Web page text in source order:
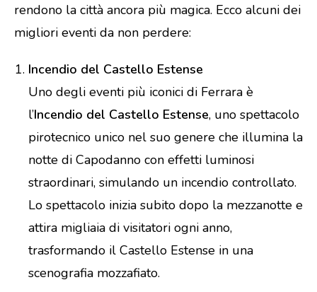
rendono la città ancora più magica. Ecco alcuni dei
migliori eventi da non perdere:
Incendio del Castello Estense
Uno degli eventi più iconici di Ferrara è
l’Incendio del Castello Estense, uno spettacolo
pirotecnico unico nel suo genere che illumina la
notte di Capodanno con effetti luminosi
straordinari, simulando un incendio controllato.
Lo spettacolo inizia subito dopo la mezzanotte e
attira migliaia di visitatori ogni anno,
trasformando il Castello Estense in una
scenografia mozzafiato.